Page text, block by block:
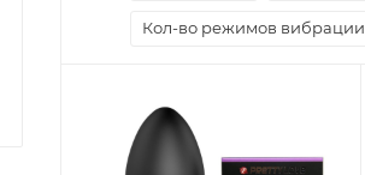
Кол-во режимов вибрации